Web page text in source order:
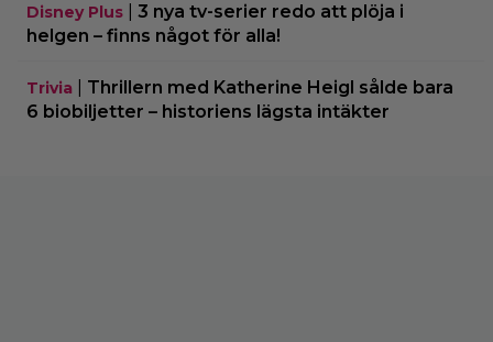
Disney Plus
3 nya tv-serier redo att plöja i
helgen – finns något för alla!
Trivia
Thrillern med Katherine Heigl sålde bara
6 biobiljetter – historiens lägsta intäkter